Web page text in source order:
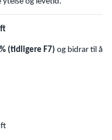
(tidligere F7) og bidrar til å